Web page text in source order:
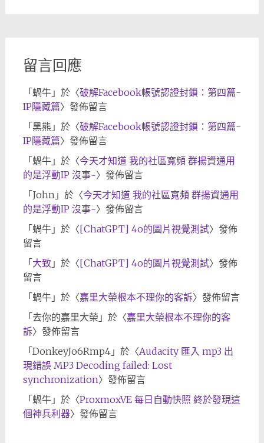
留言回應
「蝸牛」於〈破解Facebook帳號認證封鎖：第四篇-
IP隱藏篇〉發佈留言
「黑熊 」於〈破解Facebook帳號認證封鎖：第四篇-
IP隱藏篇〉發佈留言
「蝸牛」於〈今天才知道 我的社區寬頻 群揚資通用
的是浮動IP 沒事~〉發佈留言
「John 」於〈今天才知道 我的社區寬頻 群揚資通用
的是浮動IP 沒事~〉發佈留言
「蝸牛」於〈[ChatGPT] 4o的圖片視覺測試〉發佈
留言
「大致 」於〈[ChatGPT] 4o的圖片視覺測試〉發佈
留言
「蝸牛」於〈嘉里大榮根本不理你的客訴〉發佈留言
「去你的嘉里大榮 」於〈嘉里大榮根本不理你的客
訴〉發佈留言
「DonkeyJo6Rmp4」於〈Audacity 匯入 mp3 出
現錯誤 MP3 Decoding failed: Lost
synchronization〉發佈留言
「蝸牛」於〈ProxmoxVE 每日自動快照 終於發現這
個神兵利器〉發佈留言